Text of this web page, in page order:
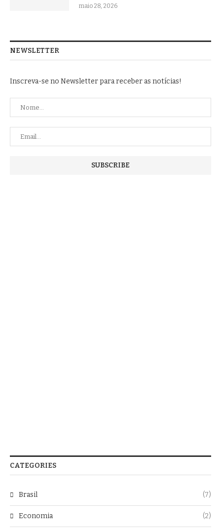
maio 28, 2026
NEWSLETTER
Inscreva-se no Newsletter para receber as notícias!
CATEGORIES
Brasil (7)
Economia (2)